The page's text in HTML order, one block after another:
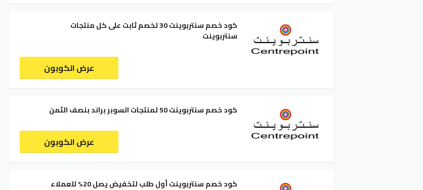
كود خصم سنتربوينت 30 لخصم ثابت على كل منتجات
سنتربوينت
عرض الكوبون
كود خصم سنتربوينت 50 لمنتجات السوبر براند بنصف الثمن
عرض الكوبون
كود خصم سنتربوينت أول طلب لتخفيض يصل 20% للعملاء